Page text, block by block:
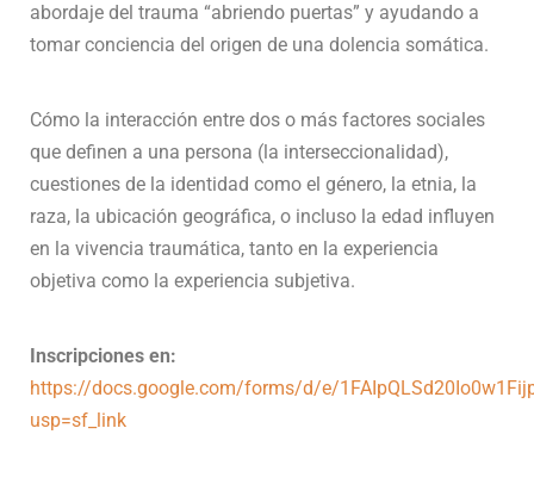
abordaje del trauma “abriendo puertas” y ayudando a
tomar conciencia del origen de una dolencia somática.
Cómo la interacción entre dos o más factores sociales
que definen a una persona (la interseccionalidad),
cuestiones de la identidad como el género, la etnia, la
raza, la ubicación geográfica, o incluso la edad influyen
en la vivencia traumática, tanto en la experiencia
objetiva como la experiencia subjetiva.
Inscripciones en:
https://docs.google.com/forms/d/e/
usp=sf_link